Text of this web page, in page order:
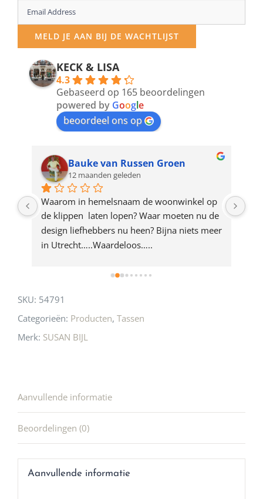
Enter
your
email
address
product
MELD JE AAN BIJ DE WACHTLIJST
KECK & LISA
4.3
Gebaseerd op 165 beoordelingen
powered by Google
beoordeel ons op
Bauke van Russen Groen
12 maanden geleden
Waarom in hemelsnaam de woonwinkel op
de klippen  laten lopen? Waar moeten nu de
design liefhebbers nu heen? Bijna niets meer
in Utrecht…..Waardeloos…..
SKU: 54791
Categorieën: Producten, Tassen
Merk: SUSAN BIJL
Aanvullende informatie
Beoordelingen (0)
Aanvullende informatie